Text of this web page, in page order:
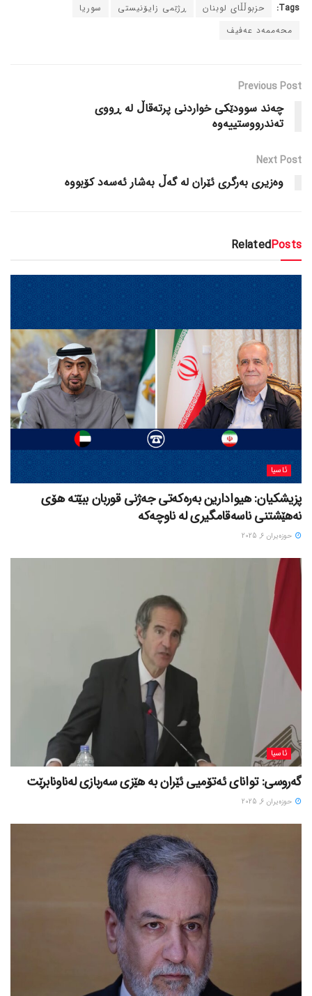
Tags: حزبوڵڵای لوبنان ڕژێمی زایۆنیستی
سوریا
محەممەد عەفیف
Previous Post
چەند سوودێکی خواردنی پرتەقاڵ لە ڕووی
تەندرووستییەوە
Next Post
وەزیری بەرگری ئێران لە گەڵ بەشار ئەسەد کۆبووە
RelatedPosts
ئاسیا
پزیشکیان: هیوادارین بەرەکەتی جەژنی قوربان ببێتە هۆی
نەهێشتنی ناسەقامگیری لە ناوچەکە
حوزه‌یران 6, 2025
ئاسیا
گەروسی: توانای ئەتۆمیی ئێران بە هێزی سەربازی لەناونابرێت
حوزه‌یران 6, 2025